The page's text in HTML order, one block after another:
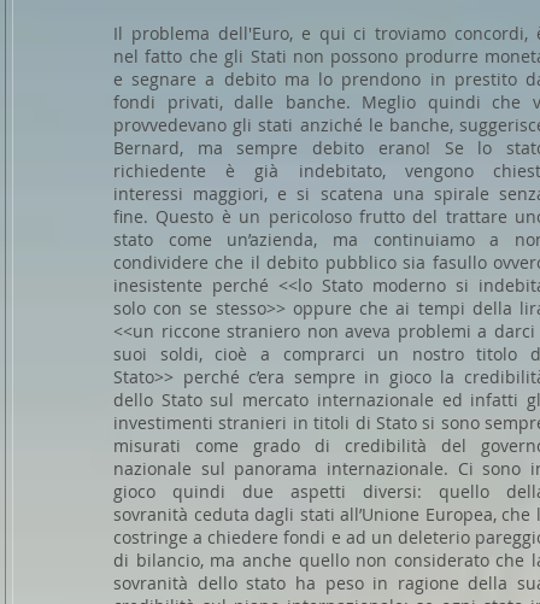
Il problema dell'Euro, e qui ci troviamo concordi,
nel fatto che gli Stati non possono produrre
e segnare a debito ma lo prendono in prestito
fondi privati, dalle banche. Meglio quindi che
provvedevano gli stati anziché le banche,
Bernard, ma sempre debito erano! Se lo
richiedente è già indebitato, vengono
interessi maggiori, e si scatena una spirale
fine. Questo è un pericoloso frutto del trattare
stato come un’azienda, ma continuiamo a
condividere che il debito pubblico sia fasullo
inesistente perché <<lo Stato moderno si
solo con se stesso>> oppure che ai tempi della
<<un riccone straniero non aveva problemi a
suoi soldi, cioè a comprarci un nostro titolo
Stato>> perché c’era sempre in gioco la
dello Stato sul mercato internazionale ed infatti
investimenti stranieri in titoli di Stato si sono
misurati come grado di credibilità del
nazionale sul panorama internazionale. Ci sono
gioco quindi due aspetti diversi: quello
sovranità ceduta dagli stati all’Unione Europea, che
costringe a chiedere fondi e ad un deleterio
di bilancio, ma anche quello non considerato che
sovranità dello stato ha peso in ragione della